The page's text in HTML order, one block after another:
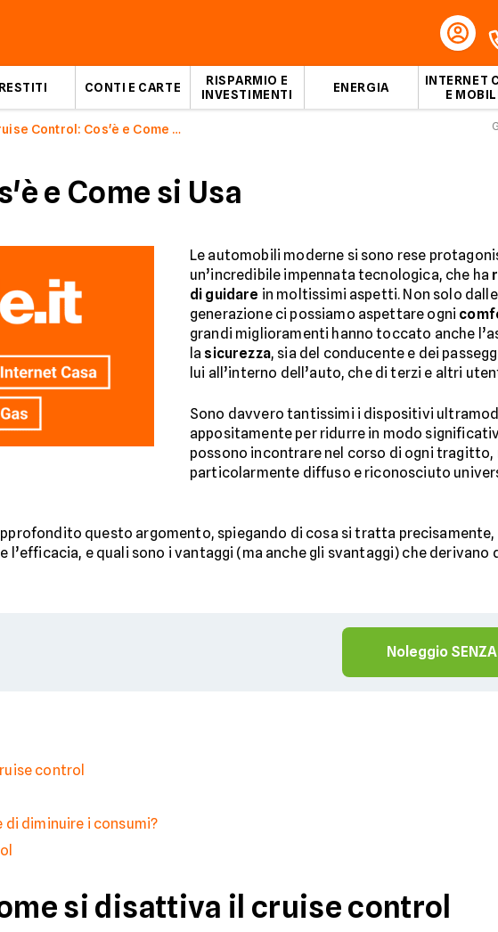
CONTI E CARTE
RISPARMIO E
INVESTIMENTI
ENERGIA
INTERNET
E
Cruise Control: Cos'è e Come si Usa
e Come si Usa
Le automobili moderne si sono rese
un’incredibile impennata tecnologica, che ha
di guidare in moltissimi aspetti. Non solo
generazione ci possiamo aspettare ogni
grandi miglioramenti hanno toccato anche
la sicurezza, sia del conducente e dei
lui all’interno dell’auto, che di terzi e altri
Sono davvero tantissimi i dispositivi
appositamente per ridurre in modo
possono incontrare nel corso di ogni tragitto,
particolarmente diffuso e riconosciuto
questo argomento, spiegando di cosa si tratta precisamente,
l’efficacia, e quali sono i vantaggi (ma anche gli svantaggi) che derivano
Noleggio
control
diminuire i consumi?
si disattiva il cruise control